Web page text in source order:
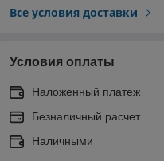
Все условия доставки
Условия оплаты
Наложенный платеж
Безналичный расчет
Наличными